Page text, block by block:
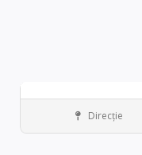
Antique storesDirecţie